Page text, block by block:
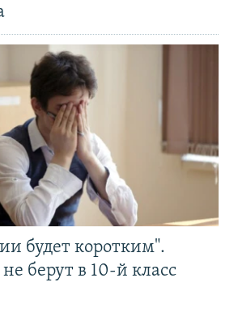
будет коротким".
берут в 10-й класс